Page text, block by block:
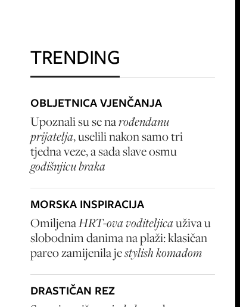
TRENDING
OBLJETNICA VJENČANJA
Upoznali su se narođendanu
prijatelja, uselili nakon samo tri
tjedna veze, a sada slave osmu
godišnjicu braka
MORSKA INSPIRACIJA
OmiljenaHRT-ova voditeljicauživa u
slobodnim danima na plaži: klasičan
pareo zamijenila jestylish komadom
DRASTIČAN REZ